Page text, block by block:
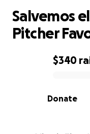
0% complete
$340
Donate
Salvemos
Pitcher